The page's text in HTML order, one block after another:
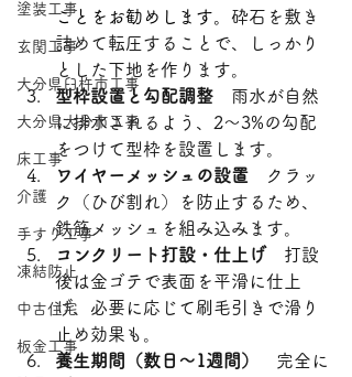
塗装工事
玄関工事
大分県臼杵市工事
大分県大分市工事
床工事
介護
手すり工事
凍結防止
中古住宅
板金工事
ことをお勧めします。 砕石を敷き
詰めて転圧することで、しっかり
とした下地を作ります。
型枠設置と勾配調整 雨水が自然
に排水されるよう、2～3%の勾配
をつけて型枠を設置します。
ワイヤーメッシュの設置
クラッ
ク（ひび割れ）を防止するため、
鉄筋メッシュを組み込みます。
コンクリート打設・仕上げ 打設
後は金ゴテで表面を平滑に仕上
げ、必要に応じて刷毛引きで滑り
止め効果も。
養生期間（数日～1週間） 完全に